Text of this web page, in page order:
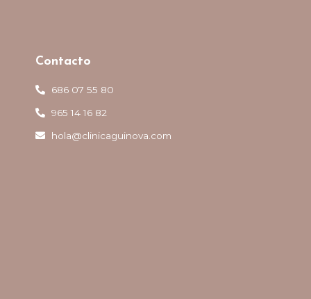
Contacto
686 07 55 80
965 14 16 82
hola@clinicaguinova.com